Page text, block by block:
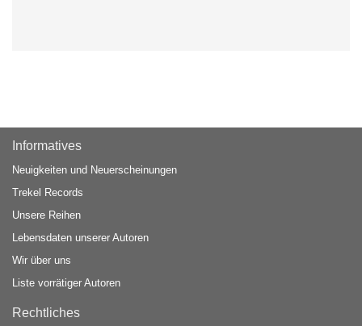
Informatives
Neuigkeiten und Neuerscheinungen
Trekel Records
Unsere Reihen
Lebensdaten unserer Autoren
Wir über uns
Liste vorrätiger Autoren
Rechtliches